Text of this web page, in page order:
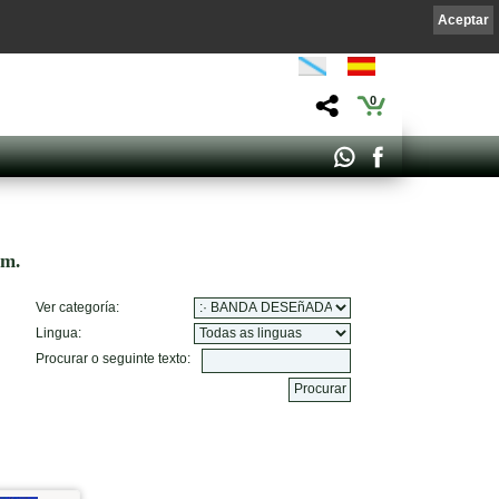
0
Ver categoría:
Lingua:
Procurar o seguinte texto:
Aceptar